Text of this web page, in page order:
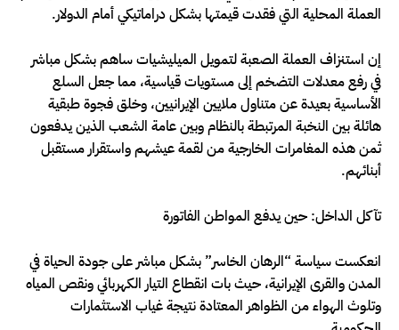
العملة المحلية التي فقدت قيمتها بشكل دراماتيكي أمام الدولار.
إن استنزاف العملة الصعبة لتمويل الميليشيات ساهم بشكل مباشر
في رفع معدلات التضخم إلى مستويات قياسية، مما جعل السلع
الأساسية بعيدة عن متناول ملايين الإيرانيين، وخلق فجوة طبقية
هائلة بين النخبة المرتبطة بالنظام وبين عامة الشعب الذين يدفعون
ثمن هذه المغامرات الخارجية من لقمة عيشهم واستقرار مستقبل
أبنائهم.
تآكل الداخل: حين يدفع المواطن الفاتورة
انعكست سياسة “الرهان الخاسر” بشكل مباشر على جودة الحياة في
المدن والقرى الإيرانية، حيث بات انقطاع التيار الكهربائي ونقص المياه
وتلوث الهواء من الظواهر المعتادة نتيجة غياب الاستثمارات